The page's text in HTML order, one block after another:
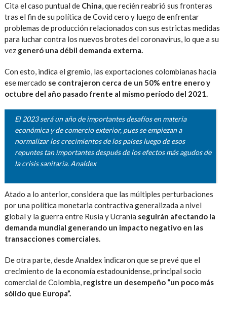
Cita el caso puntual de China, que recién reabrió sus fronteras
tras el fin de su política de Covid cero y luego de enfrentar
problemas de producción relacionados con sus estrictas medidas
para luchar contra los nuevos brotes del coronavirus, lo que a su
vez generó una débil demanda externa.
Con esto, indica el gremio, las exportaciones colombianas hacia
ese mercado se contrajeron cerca de un 50% entre enero y
octubre del año pasado frente al mismo período del 2021.
El 2023 será un año de importantes desafíos en materia
económica y de comercio exterior, pues se empiezan a
normalizar los crecimientos de los países luego de esos
repuntes tan importantes después de los efectos más agudos de
la crisis sanitaria. Analdex
Atado a lo anterior, considera que las múltiples perturbaciones
por una política monetaria contractiva generalizada a nivel
global y la guerra entre Rusia y Ucrania seguirán afectando la
demanda mundial generando un impacto negativo en las
transacciones comerciales.
De otra parte, desde Analdex indicaron que se prevé que el
crecimiento de la economía estadounidense, principal socio
comercial de Colombia, registre un desempeño “un poco más
sólido que Europa”.